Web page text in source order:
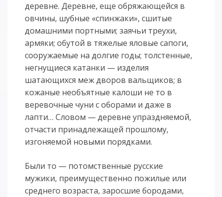
деревне. Деревне, еще обряжающейся в
овчины, шубные «спинжаки», сшитые
домашними портными; заячьи треухи,
армяки; обутой в тяжелые яловые сапоги,
сооружаемые на долгие годы; толстенные,
негнущиеся катанки — изделия
шатающихся меж дворов вальщиков; в
кожаные необъятные калоши не то в
веревочные чуни с оборами и даже в
лапти… Словом — деревне упраздняемой,
отчасти принадлежащей прошлому,
изгоняемой новыми порядками.
Были то — потомственные русские
мужики, преимущественно пожилые или
среднего возраста, заросшие бородами,